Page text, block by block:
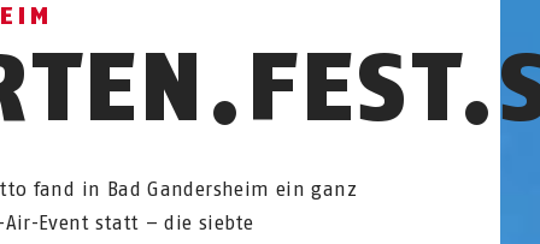
fand in Bad Gandersheim ein ganz
Air-Event statt – die siebte